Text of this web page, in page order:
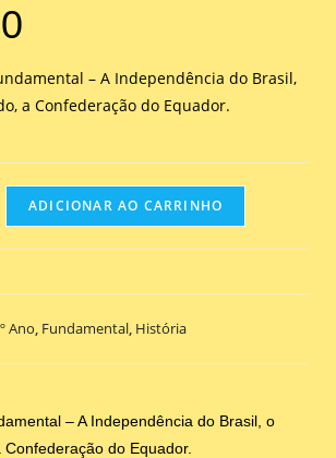
– A Independência do Brasil,
a Confederação do Equador.
ADICIONAR AO CARRINHO
Ano Fundamental História
– A Independência do Brasil, o
do Equador.